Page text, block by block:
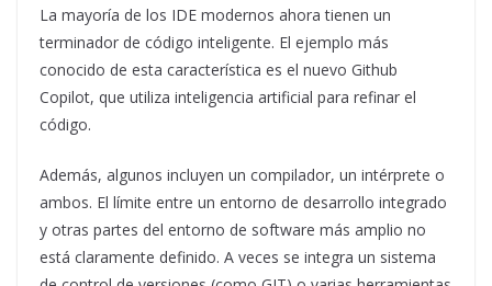
La mayoría de los IDE modernos ahora tienen un
terminador de código inteligente. El ejemplo más
conocido de esta característica es el nuevo Github
Copilot, que utiliza inteligencia artificial para refinar el
código.
Además, algunos incluyen un compilador, un intérprete o
ambos. El límite entre un entorno de desarrollo integrado
y otras partes del entorno de software más amplio no
está claramente definido. A veces se integra un sistema